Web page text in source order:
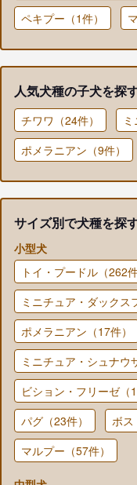
ペキプー（1件）
人気犬種の子犬を探
チワワ（24件）
ポメラニアン（9件）
サイズ別で犬種を探
小型犬
トイ・プードル（262件
ミニチュア・ダックス
ポメラニアン（17件）
ミニチュア・シュナウ
ビション・フリーゼ（
パグ（23件）
ボス
マルプー（57件）